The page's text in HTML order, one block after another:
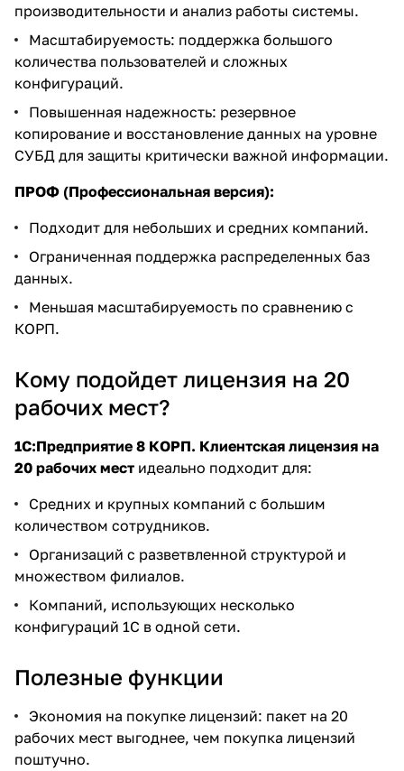
производительности и анализ работы системы.
Масштабируемость: поддержка большого
количества пользователей и сложных
конфигураций.
Повышенная надежность: резервное
копирование и восстановление данных на уровне
СУБД для защиты критически важной информации.
ПРОФ (Профессиональная версия):
Подходит для небольших и средних компаний.
Ограниченная поддержка распределенных баз
данных.
Меньшая масштабируемость по сравнению с
КОРП.
Кому подойдет лицензия на 20
рабочих мест?
1С:Предприятие 8 КОРП. Клиентская лицензия на
20 рабочих мест идеально подходит для:
Средних и крупных компаний с большим
количеством сотрудников.
Организаций с разветвленной структурой и
множеством филиалов.
Компаний, использующих несколько
конфигураций 1С в одной сети.
Полезные функции
Экономия на покупке лицензий: пакет на 20
рабочих мест выгоднее, чем покупка лицензий
поштучно.